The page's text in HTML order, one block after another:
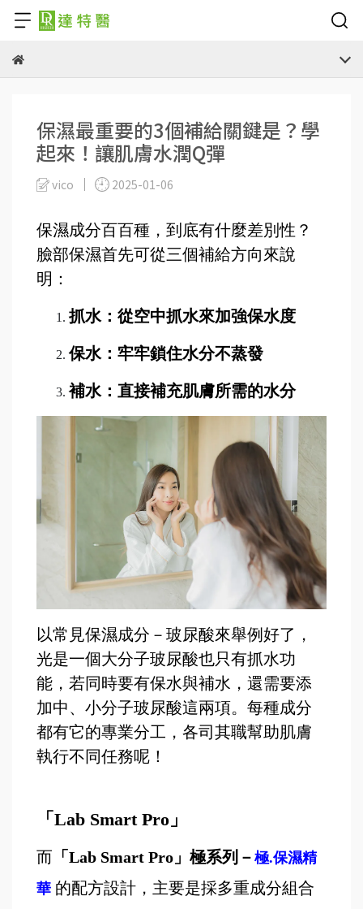
保濕最重要的3個補給關鍵是？學
起來！讓肌膚水潤Q彈
vico 2025-01-06
保濕成分百百種，到底有什麼差別性？
臉部保濕首先可從三個補給方向來說
明：
抓水：從空中抓水來加強保水度
保水：牢牢鎖住水分不蒸發
補水：直接補充肌膚所需的水分
以常見保濕成分－玻尿酸來舉例好了，
光是一個大分子玻尿酸也只有抓水功
能，若同時要有保水與補水，還需要添
加中、小分子玻尿酸這兩項。每種成分
都有它的專業分工，各司其職幫助肌膚
執行不同任務呢！
「Lab Smart Pro」
而 「Lab Smart Pro」極系列－ 極.保濕精
華 的配方設計，主要是採多重成分組合